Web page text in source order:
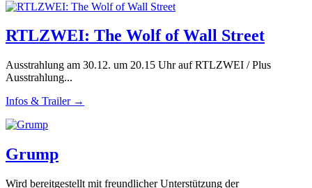
RTLZWEI: The Wolf of Wall Street
Ausstrahlung am 30.12. um 20.15 Uhr auf RTLZWEI / Plus
Ausstrahlung...
Infos & Trailer →
Grump
Wird bereitgestellt mit freundlicher Unterstützung der